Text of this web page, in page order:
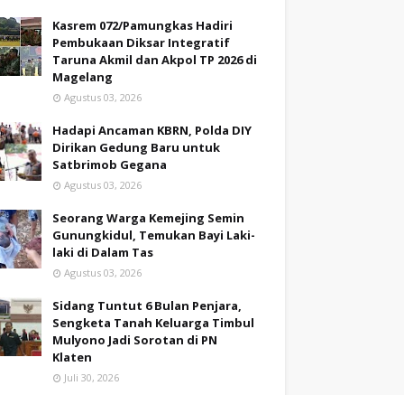
Kasrem 072/Pamungkas Hadiri
Pembukaan Diksar Integratif
Taruna Akmil dan Akpol TP 2026 di
Magelang
Agustus 03, 2026
Hadapi Ancaman KBRN, Polda DIY
Dirikan Gedung Baru untuk
Satbrimob Gegana
Agustus 03, 2026
Seorang Warga Kemejing Semin
Gunungkidul, Temukan Bayi Laki-
laki di Dalam Tas
Agustus 03, 2026
Sidang Tuntut 6 Bulan Penjara,
Sengketa Tanah Keluarga Timbul
Mulyono Jadi Sorotan di PN
Klaten
Juli 30, 2026